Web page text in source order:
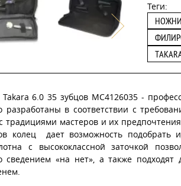
Теги:
6.0 35 зубцов MC4126035 -
разработаны в соответствии с
традициями мастеров и их
колец дает возможность подобрать
с высококлассной заточкой
сведением «на нет», а также